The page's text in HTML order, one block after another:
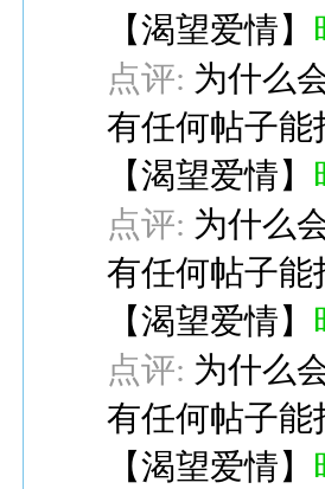
【渴望爱情】
点评: 为什么
有任何帖子
【渴望爱情】
点评: 为什么
有任何帖子
【渴望爱情】
点评: 为什么
有任何帖子
【渴望爱情】